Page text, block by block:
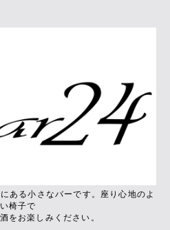
ある小さなバーです。座り心地のよ
い椅子で
をお楽しみください。